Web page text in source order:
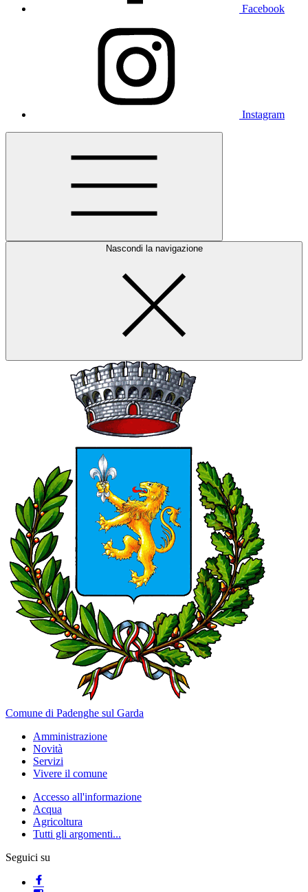
Facebook
Instagram
Nascondi la navigazione
Comune di Padenghe sul Garda
Amministrazione
Novità
Servizi
Vivere il comune
Accesso all'informazione
Acqua
Agricoltura
Tutti gli argomenti...
Seguici su